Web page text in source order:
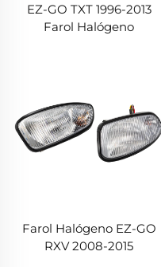
EZ-GO TXT 1996-2013
Farol Halógeno
Farol Halógeno EZ-GO
RXV 2008-2015